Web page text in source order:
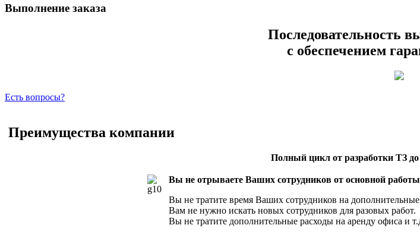
Выполнение заказа
Последовательность
с обеспечением
Есть вопросы?
Преимущества компании
Полный цикл от разработки ТЗ до
Вы не отрываете Ваших сотрудников от основной работы
Вы не тратите время Ваших сотрудников на
Вам не нужно искать новых сотрудников для разовых работ.
Вы не тратите дополнительные расходы на аренду офиса и